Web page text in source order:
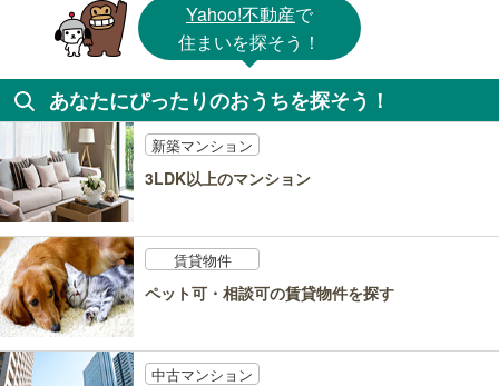
Yahoo!不動産で
住まいを探そう！
あなたにぴったりのおうちを探そう！
新築マンション
3LDK以上のマンション
賃貸物件
ペット可・相談可の賃貸物件を探す
中古マンション